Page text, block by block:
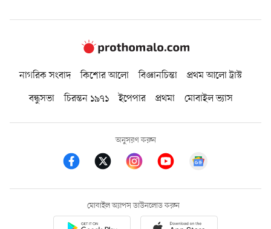
নাগরিক সংবাদ কিশোর আলো বিজ্ঞানচিন্তা
প্রথম আলো ট্রাস্ট
বন্ধুসভা
চিরন্তন ১৯৭১ ইপেপার প্রথমা মোবাইল ভ্যাস
অনুসরণ করুন
মোবাইল অ্যাপস ডাউনলোড করুন